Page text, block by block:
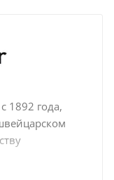
1892 года,